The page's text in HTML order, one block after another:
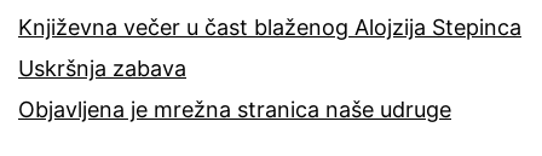
Književna večer u čast blaženog Alojzija Stepinca
Uskršnja zabava
Objavljena je mrežna stranica naše udruge